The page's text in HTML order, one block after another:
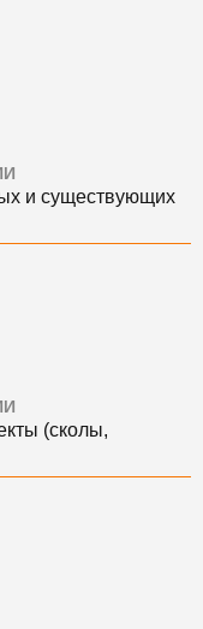
и существующих
(сколы,